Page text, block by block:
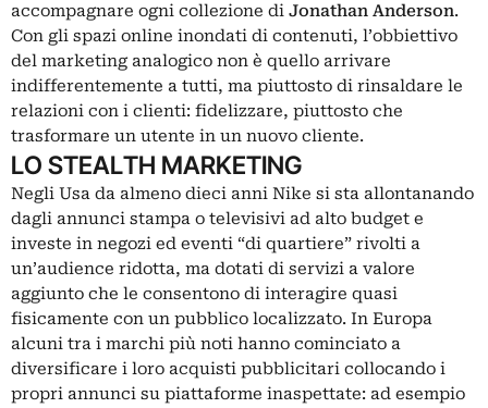
accompagnare ogni collezione di Jonathan Anderson.
Con gli spazi online inondati di contenuti, l’obbiettivo
del marketing analogico non è quello arrivare
indifferentemente a tutti, ma piuttosto di rinsaldare le
relazioni con i clienti: fidelizzare, piuttosto che
trasformare un utente in un nuovo cliente.
LO STEALTH MARKETING
Negli Usa da almeno dieci anni Nike si sta allontanando
dagli annunci stampa o televisivi ad alto budget e
investe in negozi ed eventi “di quartiere” rivolti a
un’audience ridotta, ma dotati di servizi a valore
aggiunto che le consentono di interagire quasi
fisicamente con un pubblico localizzato. In Europa
alcuni tra i marchi più noti hanno cominciato a
diversificare i loro acquisti pubblicitari collocando i
propri annunci su piattaforme inaspettate: ad esempio